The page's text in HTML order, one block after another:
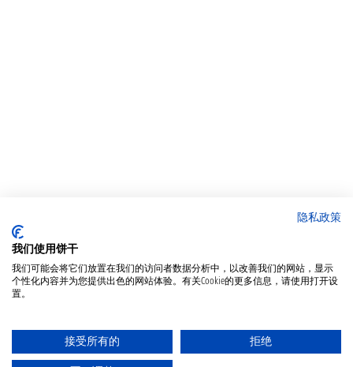
隐私政策
我们使用饼干
我们可能会将它们放置在我们的访问者数据分析中，以改善我们的网站，显示
个性化内容并为您提供出色的网站体验。有关Cookie的更多信息，请使用打开设
置。
接受所有的 拒绝